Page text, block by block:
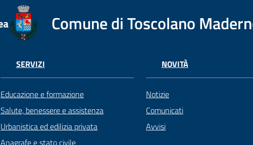
Comune di Toscolano
SERVIZI
Educazione e formazione
Salute, benessere e assistenza
Urbanistica ed edilizia privata
NOVITÀ
Notizie
Comunicati
Avvisi